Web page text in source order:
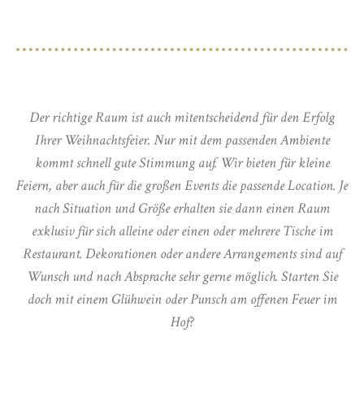
Der richtige Raum ist auch mitentscheidend für den Erfolg
Ihrer Weihnachtsfeier. Nur mit dem passenden Ambiente
kommt schnell gute Stimmung auf. Wir bieten für kleine
Feiern, aber auch für die großen Events die passende Location. Je
nach Situation und Größe erhalten sie dann einen Raum
exklusiv für sich alleine oder einen oder mehrere Tische im
Restaurant. Dekorationen oder andere Arrangements sind auf
Wunsch und nach Absprache sehr gerne möglich. Starten Sie
doch mit einem Glühwein oder Punsch am offenen Feuer im
Hof?